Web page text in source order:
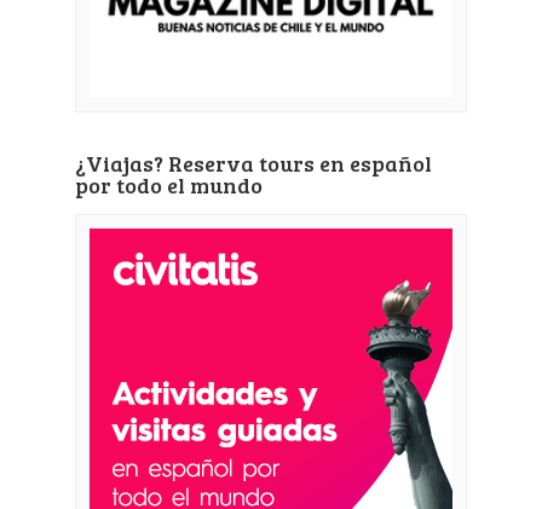
¿Viajas? Reserva tours en español
por todo el mundo